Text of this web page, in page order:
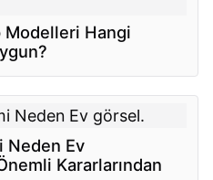
Modelleri Hangi
Neden Ev
Kararlarından